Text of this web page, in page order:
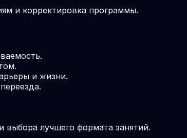
и корректировка программы.
и жизни.
выбора лучшего формата занятий.